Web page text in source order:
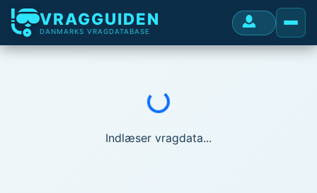
VRAGGUIDEN
DANMARKS VRAGDATABASE
Indlæser...
Indlæser vragdata...